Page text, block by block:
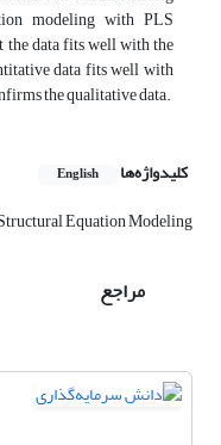
modeling with PLS
data fits well with the
data fits well with
the qualitative data.
کلیدواژه‌ها English
Equation Modeling
مراجع